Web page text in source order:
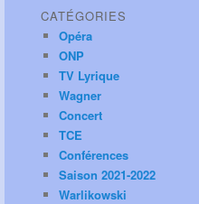
CATÉGORIES
Opéra
ONP
TV Lyrique
Wagner
Concert
TCE
Conférences
Saison 2021-2022
Warlikowski